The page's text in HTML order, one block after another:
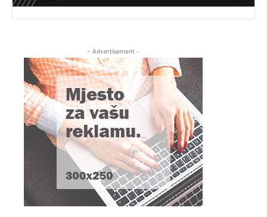
- Advertisement -